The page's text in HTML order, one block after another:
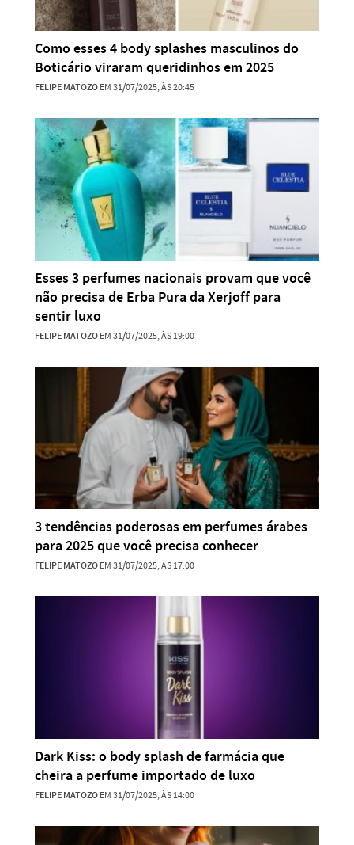
Como esses 4 body splashes masculinos do
Boticário viraram queridinhos em 2025
FELIPE MATOZOEM 31/07/2025, ÀS 20:45
Esses 3 perfumes nacionais provam que você
não precisa de Erba Pura da Xerjoff para
sentir luxo
FELIPE MATOZOEM 31/07/2025, ÀS 19:00
3 tendências poderosas em perfumes árabes
para 2025 que você precisa conhecer
FELIPE MATOZOEM 31/07/2025, ÀS 17:00
Dark Kiss: o body splash de farmácia que
cheira a perfume importado de luxo
FELIPE MATOZOEM 31/07/2025, ÀS 14:00